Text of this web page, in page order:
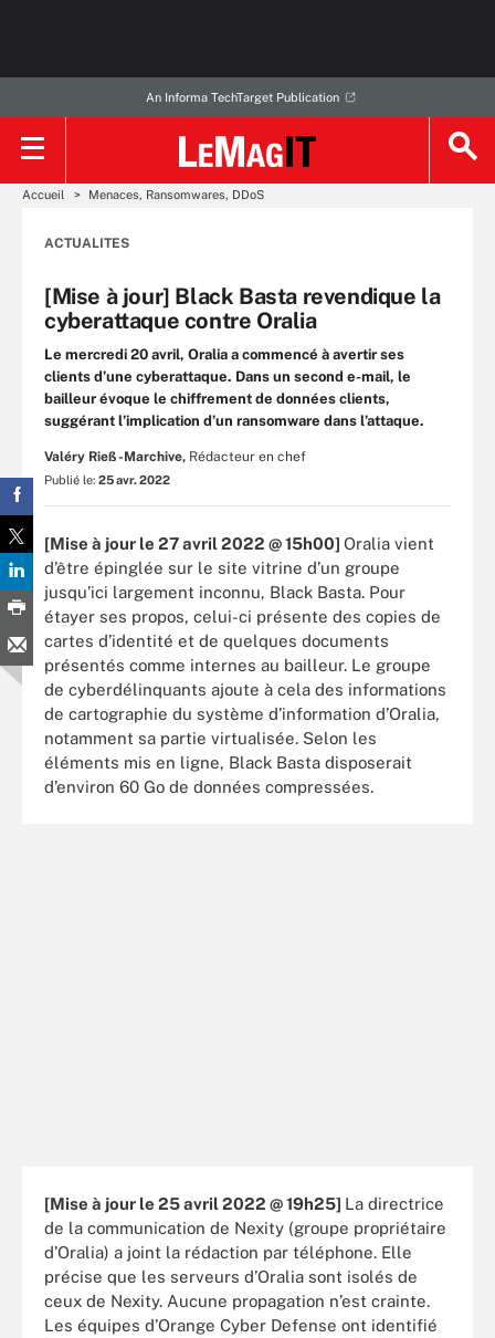
An Informa TechTarget Publication
Accueil Menaces, Ransomwares, DDoS
ACTUALITES
[Mise à jour] Black Basta revendique la
cyberattaque contre Oralia
Le mercredi 20 avril, Oralia a commencé à avertir ses
clients d’une cyberattaque. Dans un second e-mail, le
bailleur évoque le chiffrement de données clients,
suggérant l’implication d’un ransomware dans l’attaque.
Valéry Rieß-Marchive, Rédacteur en chef
Publié le: 25 avr. 2022
[Mise à jour le 27 avril 2022 @ 15h00] Oralia vient
d’être épinglée sur le site vitrine d’un groupe
jusqu’ici largement inconnu, Black Basta. Pour
étayer ses propos, celui-ci présente des copies de
cartes d’identité et de quelques documents
présentés comme internes au bailleur. Le groupe
de cyberdélinquants ajoute à cela des informations
de cartographie du système d’information d’Oralia,
notamment sa partie virtualisée. Selon les
éléments mis en ligne, Black Basta disposerait
d’environ 60 Go de données compressées.
[Mise à jour le 25 avril 2022 @ 19h25] La directrice
de la communication de Nexity (groupe propriétaire
d’Oralia) a joint la rédaction par téléphone. Elle
précise que les serveurs d’Oralia sont isolés de
ceux de Nexity. Aucune propagation n’est crainte.
Les équipes d’Orange Cyber Defense ont identifié